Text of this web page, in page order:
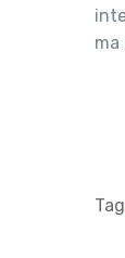
ma